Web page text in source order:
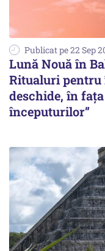
Publicat pe 22 Sep
Lună Nouă în
Ritualuri pentru
deschide, în
începuturilor”